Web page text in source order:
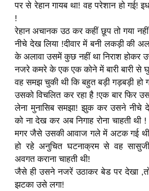
पर से रेहान गायब था! वह परेशान हो गई!
!
रेहान अचानक उठ कर कहीं छूप तो गया
नीचे देख लिया !दीवार में बनी लकड़ी की
के अलावा उसमें कुछ नहीं था निराश होकर
नजरे कमरे के एक एक कोने में बारी बारी से
वह समझ चुकी थी कि बहुत बड़ी गड़बड़ी हो
उसको विचलित कर रहा है !एक बार फिर
लेना मुनासिब समझा! झुक कर उसने नीचे
को ना देख कर अब निगाह रोना चाहती थी !
मगर जैसे उसकी आवाज गले में अटक गई
हो रहे अनुचित घटनाक्रम से वह
अवगत कराना चाहती थी!
जैसे ही उसने नजरें उठाकर बेड पर देखा
झटका उसे लगा!